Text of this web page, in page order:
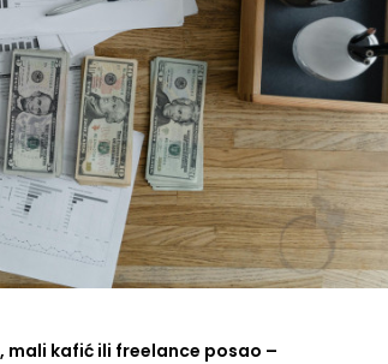
mali kafić ili freelance posao –